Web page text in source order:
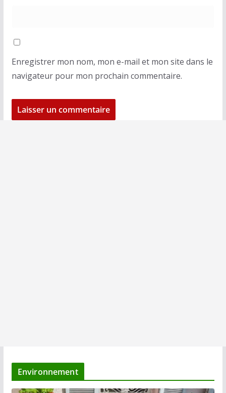
Enregistrer mon nom, mon e-mail et mon site dans le
navigateur pour mon prochain commentaire.
Environnement